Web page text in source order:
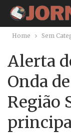
Home Sem
Alerta
Onda
Região